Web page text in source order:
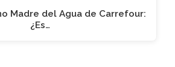
Madre del Agua de Carrefour:
¿Es…